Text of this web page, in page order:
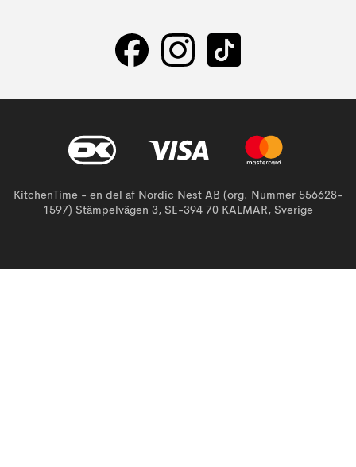
KitchenTime - en del af Nordic Nest AB (org. Nummer 556628-
1597) Stämpelvägen 3, SE-394 70 KALMAR, Sverige